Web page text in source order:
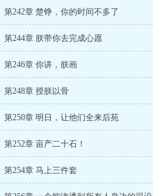
第242章 楚铮，你的时间不多了
第244章 朕带你去完成心愿
第246章 你讲，朕画
第248章 授朕以骨
第250章 明日，让他们全来后苑
第252章 亩产二十石！
第254章 马上三件套